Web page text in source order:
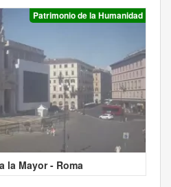
Patrimonio de la Humanidad
la Mayor - Roma